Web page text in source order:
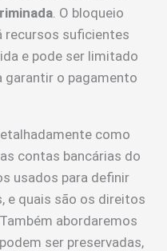
. O bloqueio
recursos suficientes
e pode ser limitado
garantir o pagamento
como
contas bancárias do
usados para definir
e quais são os direitos
abordaremos
ser preservadas,